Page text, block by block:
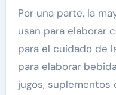
Por una parte, la
usan para elaborar
para el cuidado de
para elaborar
jugos,